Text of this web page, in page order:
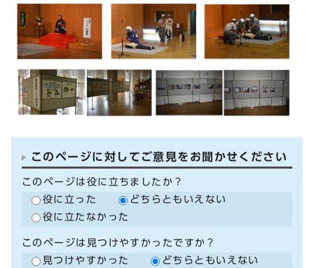
このページに対してご意見をお聞かせください
このページは役に立ちましたか？
役に立った
どちらともいえない
役に立たなかった
このページは見つけやすかったですか？
見つけやすかった
どちらともいえない